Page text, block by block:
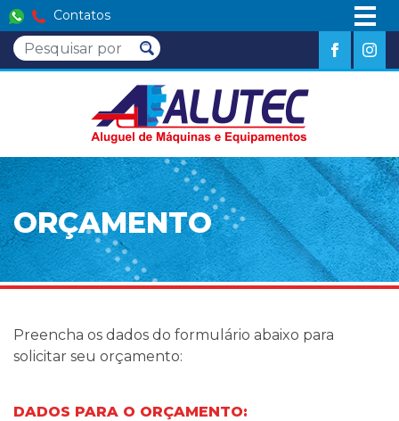
Contatos
ORÇAMENTO
Preencha os dados do formulário abaixo para
solicitar seu orçamento:
DADOS PARA O ORÇAMENTO: